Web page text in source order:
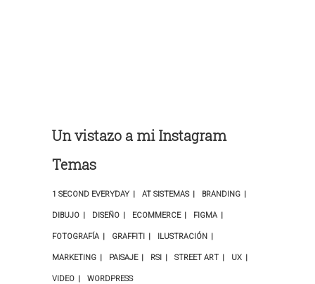
Un vistazo a mi Instagram
Temas
1 SECOND EVERYDAY AT SISTEMAS BRANDING
DIBUJO DISEÑO ECOMMERCE FIGMA
FOTOGRAFÍA GRAFFITI ILUSTRACIÓN
MARKETING PAISAJE RSI STREET ART UX
VIDEO WORDPRESS